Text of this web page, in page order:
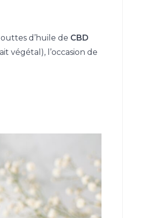
d’huile de CBD
végétal), l’occasion de